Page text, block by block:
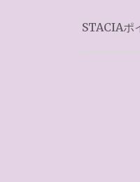
稿
STACIAポ